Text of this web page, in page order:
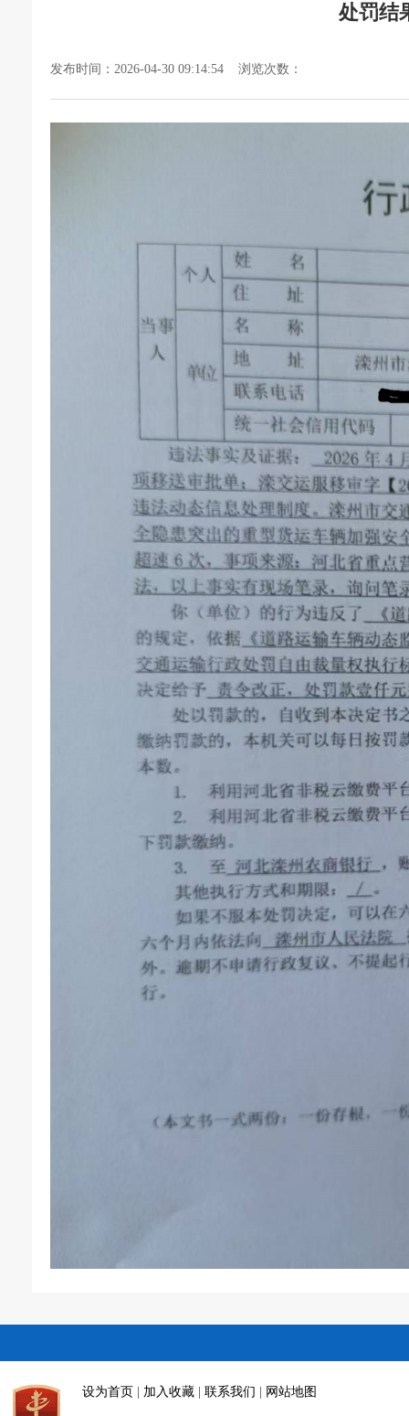
处罚结
发布时间：2026-04-30 09:14:54 浏览次数：
设为首页 加入收藏 联系我们 网站地图